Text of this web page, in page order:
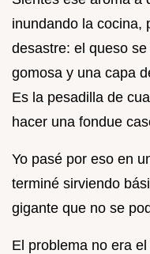
inundando la cocina,
desastre: el queso
gomosa y una capa
Es la pesadilla de
hacer una fondue
Yo pasé por eso en
terminé sirviendo
gigante que no se
El problema no era